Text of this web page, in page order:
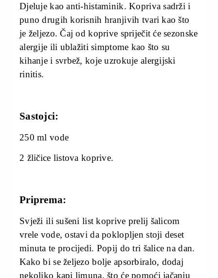
Djeluje kao anti-histaminik. Kopriva sadrži i
puno drugih korisnih hranjivih tvari kao što
je željezo. Čaj od koprive spriječit će sezonske
alergije ili ublažiti simptome kao što su
kihanje i svrbež, koje uzrokuje alergijski
rinitis.
Sastojci:
250 ml vode
2 žličice listova koprive.
Priprema:
Svježi ili sušeni list koprive prelij šalicom
vrele vode, ostavi da poklopljen stoji deset
minuta te procijedi. Popij do tri šalice na dan.
Kako bi se željezo bolje apsorbiralo, dodaj
nekoliko kapi limuna, što će pomoći jačanju